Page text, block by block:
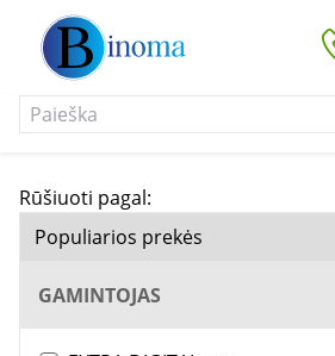
Rūšiuoti pagal:
GAMINTOJAS